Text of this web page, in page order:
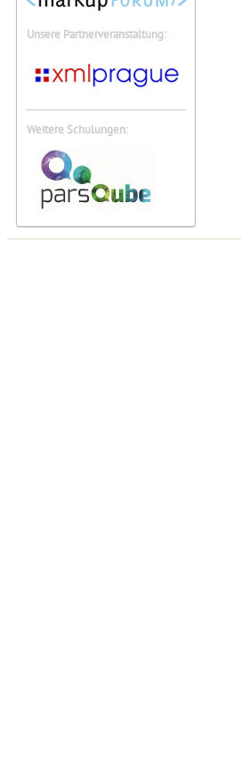
Unsere Partnerveranstaltung:
Weitere Schulungen: